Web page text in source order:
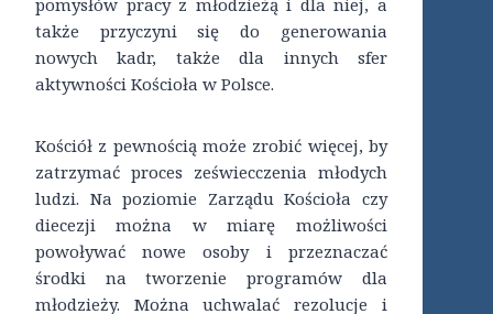
pomysłów pracy z młodzieżą i dla niej, a
także przyczyni się do generowania
nowych kadr, także dla innych sfer
aktywności Kościoła w Polsce.
Kościół z pewnością może zrobić więcej, by
zatrzymać proces zeświecczenia młodych
ludzi. Na poziomie Zarządu Kościoła czy
diecezji można w miarę możliwości
powoływać nowe osoby i przeznaczać
środki na tworzenie programów dla
młodzieży. Można uchwalać rezolucje i